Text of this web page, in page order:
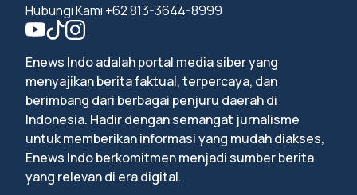
Hubungi Kami +62 813-3644-8999
Enews Indo adalah portal media siber yang
menyajikan berita faktual, terpercaya, dan
berimbang dari berbagai penjuru daerah di
Indonesia. Hadir dengan semangat jurnalisme
untuk memberikan informasi yang mudah diakses,
Enews Indo berkomitmen menjadi sumber berita
yang relevan di era digital.